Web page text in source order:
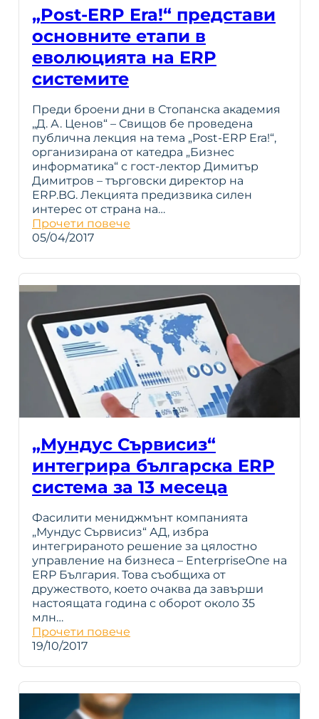
„Post-ERP Era!“ представи
основните етапи в
еволюцията на ERP
системите
Преди броени дни в Стопанска академия
„Д. А. Ценов“ – Свищов бе проведена
публична лекция на тема „Post-ERP Era!“,
организирана от катедра „Бизнес
информатика“ с гост-лектор Димитър
Димитров – търговски директор на
ERP.BG. Лекцията предизвика силен
интерес от страна на…
Прочети повече
05/04/2017
„Мундус Сървисиз“
интегрира българска ERP
система за 13 месеца
Фасилити мениджмънт компанията
„Мундус Сървисиз“ АД, избра
интегрираното решение за цялостно
управление на бизнеса – EnterpriseOne на
ERP България. Това съобщиха от
дружеството, което очаква да завърши
настоящата година с оборот около 35
млн…
Прочети повече
19/10/2017